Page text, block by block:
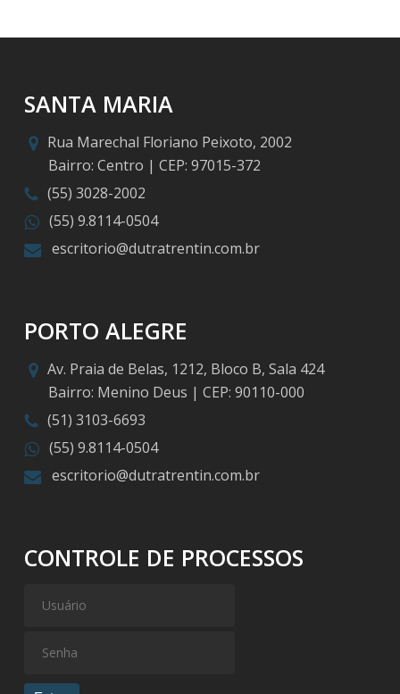
SANTA MARIA
Rua Marechal Floriano Peixoto, 2002
Bairro: Centro | CEP: 97015-372
(55) 3028-2002
(55) 9.8114-0504
escritorio@dutratrentin.com.br
PORTO ALEGRE
Av. Praia de Belas, 1212, Bloco B, Sala 424
Bairro: Menino Deus | CEP: 90110-000
(51) 3103-6693
(55) 9.8114-0504
escritorio@dutratrentin.com.br
CONTROLE DE PROCESSOS